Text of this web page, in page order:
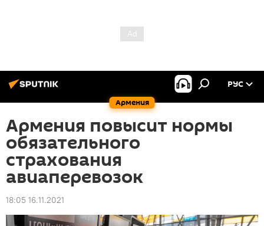
Армения
РУС
Армения повысит нормы
обязательного
страхования
авиаперевозок
18:05 16.11.2021